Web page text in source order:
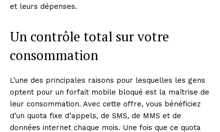
et leurs dépenses.
Un contrôle total sur votre
consommation
L’une des principales raisons pour lesquelles les gens
optent pour un forfait mobile bloqué est la maîtrise de
leur consommation. Avec cette offre, vous bénéficiez
d’un quota fixe d’appels, de SMS, de MMS et de
données internet chaque mois. Une fois que ce quota